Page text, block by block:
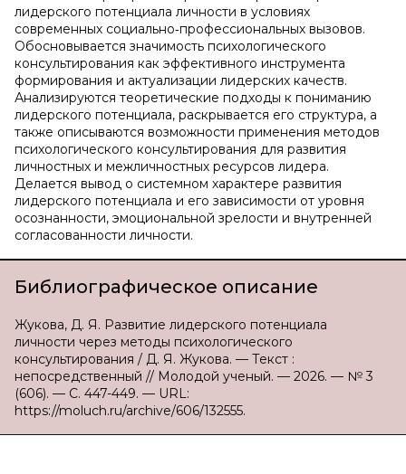
лидерского потенциала личности в условиях
современных социально‑профессиональных вызовов.
Обосновывается значимость психологического
консультирования как эффективного инструмента
формирования и актуализации лидерских качеств.
Анализируются теоретические подходы к пониманию
лидерского потенциала, раскрывается его структура, а
также описываются возможности применения методов
психологического консультирования для развития
личностных и межличностных ресурсов лидера.
Делается вывод о системном характере развития
лидерского потенциала и его зависимости от уровня
осознанности, эмоциональной зрелости и внутренней
согласованности личности.
Библиографическое описание
Жукова, Д. Я. Развитие лидерского потенциала
личности через методы психологического
консультирования / Д. Я. Жукова. — Текст :
непосредственный // Молодой ученый. — 2026. — № 3
(606). — С. 447-449. — URL:
https://moluch.ru/archive/606/132555.